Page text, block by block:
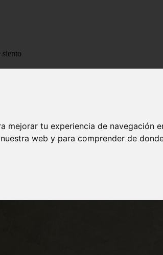
mejorar tu experiencia de navegación
web y para comprender de
siento
siento